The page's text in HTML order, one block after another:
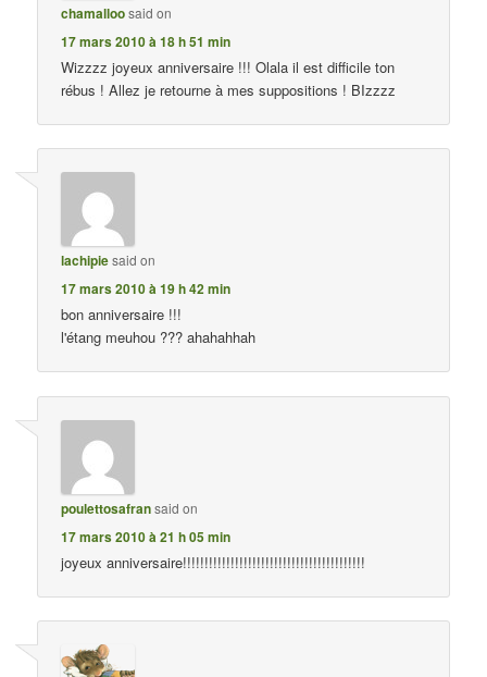
chamalloosaid on
17 mars 2010 à 18 h 51 min
Wizzzz joyeux anniversaire !!! Olala il est difficile ton
rébus ! Allez je retourne à mes suppositions ! BIzzzz
lachipiesaid on
17 mars 2010 à 19 h 42 min
bon anniversaire !!!
l'étang meuhou ??? ahahahhah
poulettosafransaid on
17 mars 2010 à 21 h 05 min
joyeux anniversaire!!!!!!!!!!!!!!!!!!!!!!!!!!!!!!!!!!!!!!!!!!